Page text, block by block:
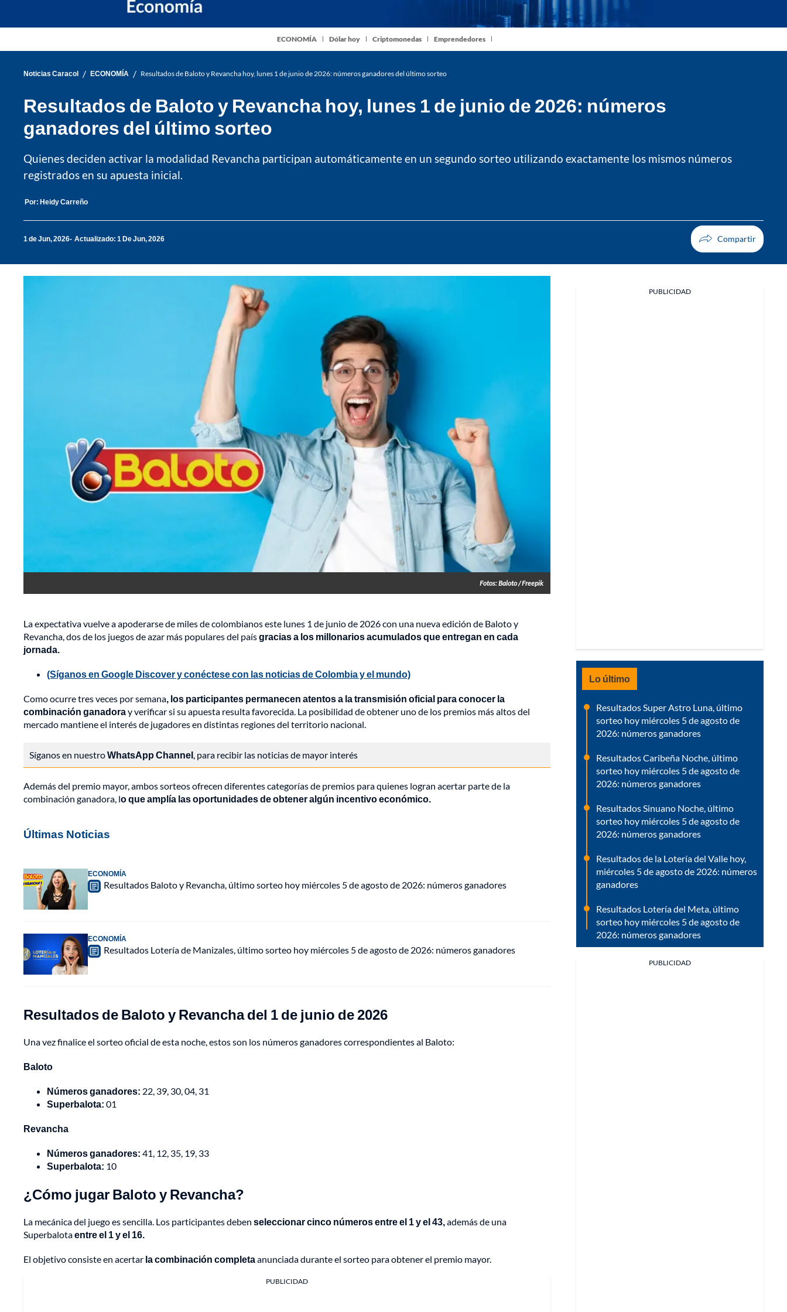
ECONOMÍA Dólar hoy Criptomonedas Emprendedores
Noticias Caracol / ECONOMÍA / Resultados de Baloto y Revancha hoy, lunes 1 de junio de 2026: números ganadores del último sorteo
Resultados de Baloto y Revancha hoy, lunes 1 de junio de 2026: números
ganadores del último sorteo
Quienes deciden activar la modalidad Revancha participan automáticamente en un segundo sorteo utilizando exactamente los mismos números
registrados en su apuesta inicial.
Por: Heidy Carreño
1 de Jun, 2026 Actualizado: 1 De Jun, 2026
Fotos: Baloto / Freepik
La expectativa vuelve a apoderarse de miles de colombianos este lunes 1 de junio de 2026 con una nueva edición de Baloto y
Revancha, dos de los juegos de azar más populares del paísgracias a los millonarios acumulados que entregan en cada
jornada.
(Síganos en Google Discover y conéctese con las noticias de Colombia y el mundo)
Como ocurre tres veces por semana, los participantes permanecen atentos a la transmisión oficial para conocer la
combinación ganadoray verificar si su apuesta resulta favorecida. La posibilidad de obtener uno de los premios más altos del
mercado mantiene el interés de jugadores en distintas regiones del territorio nacional.
Síganos en nuestroWhatsApp Channel, para recibir las noticias de mayor interés
Además del premio mayor, ambos sorteos ofrecen diferentes categorías de premios para quienes logran acertar parte de la
combinación ganadora, lo que amplía las oportunidades de obtener algún incentivo económico.
Últimas Noticias
ECONOMÍA
Resultados Baloto y Revancha, último sorteo hoy miércoles 5 de agosto de 2026: números ganadores
ECONOMÍA
Resultados Lotería de Manizales, último sorteo hoy miércoles 5 de agosto de 2026: números ganadores
Resultados de Baloto y Revancha del 1 de junio de 2026
Una vez finalice el sorteo oficial de esta noche, estos son los números ganadores correspondientes al Baloto:
Baloto
Números ganadores: 22, 39, 30, 04, 31
Superbalota: 01
Revancha
Números ganadores: 41, 12, 35, 19, 33
Superbalota: 10
¿Cómo jugar Baloto y Revancha?
La mecánica del juego es sencilla. Los participantes deben seleccionar cinco números entre el 1 y el 43,además de una
Superbalotaentre el 1 y el 16.
El objetivo consiste en acertar la combinación completaanunciada durante el sorteo para obtener el premio mayor.
PUBLICIDAD
PUBLICIDAD
Lo último
Resultados Super Astro Luna, último
sorteo hoy miércoles 5 de agosto de
2026: números ganadores
Resultados Caribeña Noche, último
sorteo hoy miércoles 5 de agosto de
2026: números ganadores
Resultados Sinuano Noche, último
sorteo hoy miércoles 5 de agosto de
2026: números ganadores
Resultados de la Lotería del Valle hoy,
miércoles 5 de agosto de 2026: números
ganadores
Resultados Lotería del Meta, último
sorteo hoy miércoles 5 de agosto de
2026: números ganadores
PUBLICIDAD